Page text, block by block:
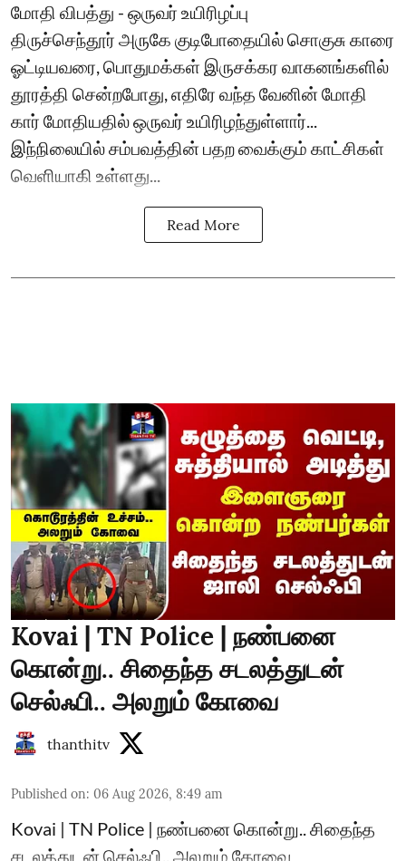
மோதி விபத்து - ஒருவர் உயிரிழப்பு
திருச்செந்தூர் அருகே குடிபோதையில் சொகுசு காரை
ஓட்டியவரை, பொதுமக்கள் இருசக்கர வாகனங்களில்
தூரத்தி சென்றபோது, எதிரே வந்த வேனின் மோதி
கார் மோதியதில் ஒருவர் உயிரிழந்துள்ளார்...
இந்நிலையில் சம்பவத்தின் பதற வைக்கும் காட்சிகள்
வெளியாகி உள்ளது...
Read More
Kovai | TN Police | நண்பனை
கொன்று.. சிதைந்த சடலத்துடன்
செல்ஃபி.. அலறும் கோவை
thanthitv
Published on: 06 Aug 2026, 8:49 am
Kovai | TN Police | நண்பனை கொன்று.. சிதைந்த
சடலத்துடன் செல்ஃபி.. அலறும் கோவை